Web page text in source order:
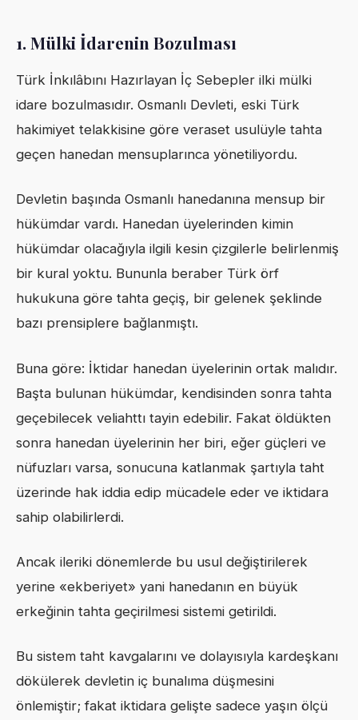
1. Mülki İdarenin Bozulması
Türk İnkılâbını Hazırlayan İç Sebepler ilki mülki
idare bozulmasıdır. Osmanlı Devleti, eski Türk
hakimiyet telakkisine göre veraset usulüyle tahta
geçen hanedan mensuplarınca yönetiliyordu.
Devletin başında Osmanlı hanedanına mensup bir
hükümdar vardı. Hanedan üyelerinden kimin
hükümdar olacağıyla ilgili kesin çizgilerle belirlenmiş
bir kural yoktu. Bununla beraber Türk örf
hukukuna göre tahta geçiş, bir gelenek şeklinde
bazı prensiplere bağlanmıştı.
Buna göre: İktidar hanedan üyelerinin ortak malıdır.
Başta bulunan hükümdar, kendisinden sonra tahta
geçebilecek veliahttı tayin edebilir. Fakat öldükten
sonra hanedan üyelerinin her biri, eğer güçleri ve
nüfuzları varsa, sonucuna katlanmak şartıyla taht
üzerinde hak iddia edip mücadele eder ve iktidara
sahip olabilirlerdi.
Ancak ileriki dönemlerde bu usul değiştirilerek
yerine «ekberiyet» yani hanedanın en büyük
erkeğinin tahta geçirilmesi sistemi getirildi.
Bu sistem taht kavgalarını ve dolayısıyla kardeşkanı
dökülerek devletin iç bunalıma düşmesini
önlemiştir; fakat iktidara gelişte sadece yaşın ölçü